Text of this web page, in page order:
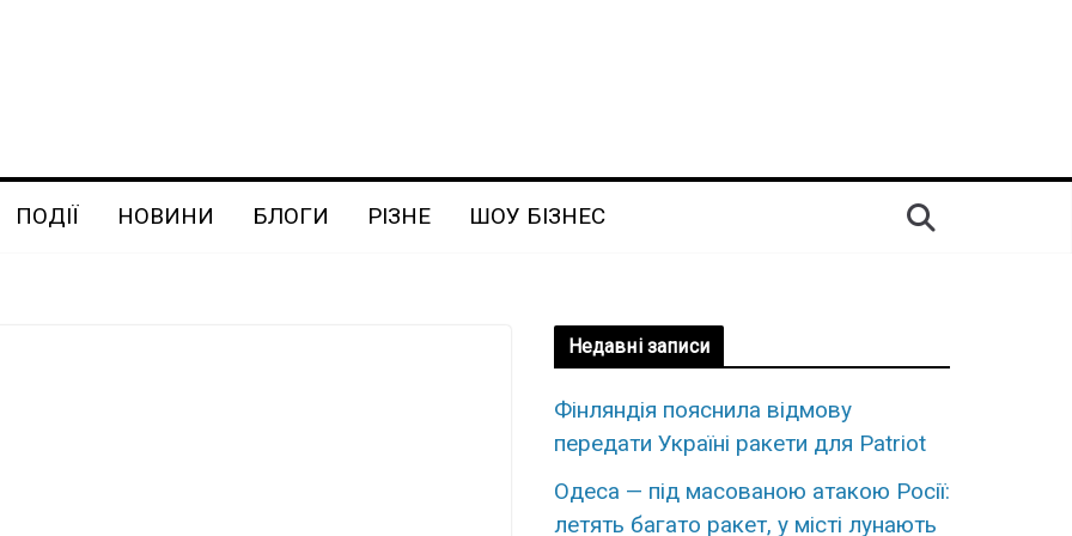
ПОДІЇ НОВИНИ БЛОГИ РІЗНЕ ШОУ БІЗНЕС
Недавні записи
Фінляндія пояснила відмову
передати Україні ракети для Patriot
Одеса — під масованою атакою Росії:
летять багато ракет, у місті лунають